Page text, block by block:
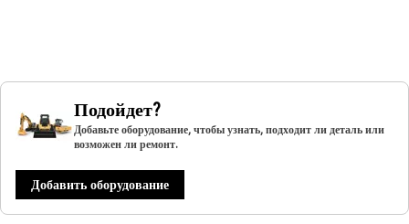
Подойдет?
Добавьте оборудование, чтобы узнать, подходит ли деталь или
возможен ли ремонт.
Добавить оборудование